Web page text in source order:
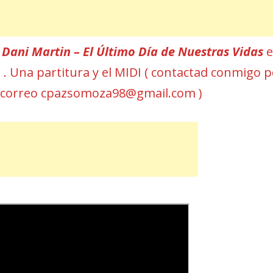
Dani Martin – El Último Día de Nuestras Vidas
Una partitura y el MIDI ( contactad conmigo
cpazsomoza98@gmail.com )